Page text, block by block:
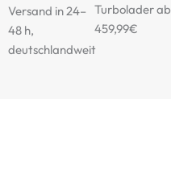
Versand in 24–
48 h,
deutschlandweit
Turbolader ab
459,99€